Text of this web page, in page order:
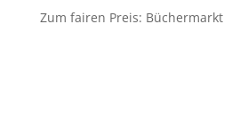
Zum fairen Preis: Büchermarkt